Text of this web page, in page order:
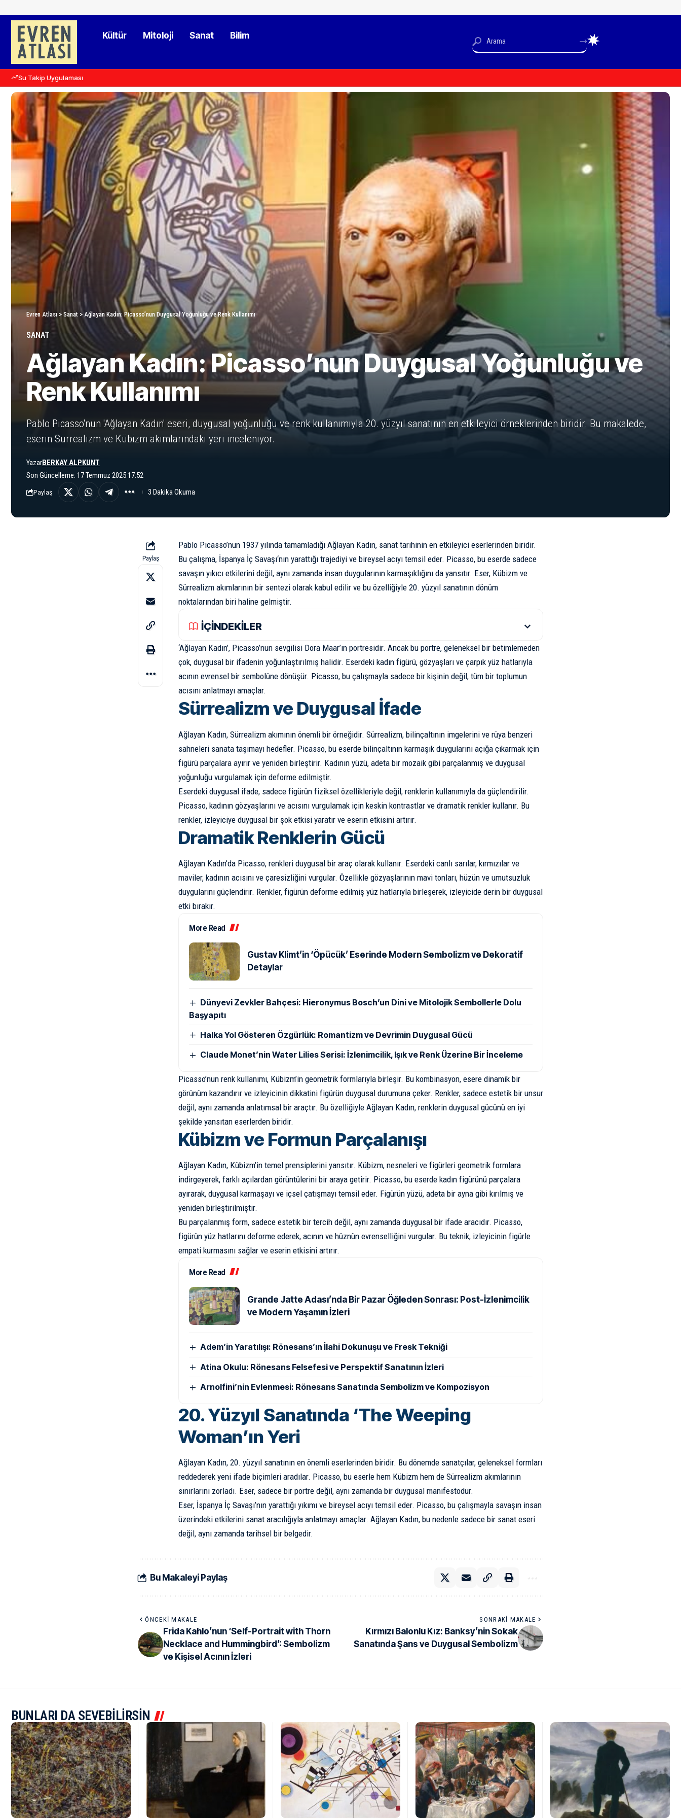
Kültür Mitoloji Sanat Bilim
Su Takip Uygulaması
Evren Atlası > Sanat > Ağlayan Kadın: Picasso’nun Duygusal Yoğunluğu ve Renk Kullanımı
SANAT
Ağlayan Kadın: Picasso’nun Duygusal Yoğunluğu ve
Renk Kullanımı
Pablo Picasso'nun 'Ağlayan Kadın' eseri, duygusal yoğunluğu ve renk kullanımıyla 20. yüzyıl sanatının en etkileyici örneklerinden biridir. Bu makalede,
eserin Sürrealizm ve Kübizm akımlarındaki yeri inceleniyor.
Son Güncelleme: 17 Temmuz 2025 17:52
YazarBERKAY ALPKUNT
Paylaş 3 Dakika Okuma
Paylaş
Pablo Picasso’nun 1937 yılında tamamladığı Ağlayan Kadın, sanat tarihinin en etkileyici eserlerinden biridir.
Bu çalışma, İspanya İç Savaşı‘nın yarattığı trajediyi ve bireysel acıyı temsil eder. Picasso, bu eserde sadece
savaşın yıkıcı etkilerini değil, aynı zamanda insan duygularının karmaşıklığını da yansıtır. Eser, Kübizm ve
Sürrealizm akımlarının bir sentezi olarak kabul edilir ve bu özelliğiyle 20. yüzyıl sanatının dönüm
noktalarından biri haline gelmiştir.
İÇİNDEKİLER
‘Ağlayan Kadın’, Picasso’nun sevgilisi Dora Maar’ın portresidir. Ancak bu portre, geleneksel bir betimlemeden
çok, duygusal bir ifadenin yoğunlaştırılmış halidir. Eserdeki kadın figürü, gözyaşları ve çarpık yüz hatlarıyla
acının evrensel bir sembolüne dönüşür. Picasso, bu çalışmayla sadece bir kişinin değil, tüm bir toplumun
acısını anlatmayı amaçlar.
Sürrealizm ve Duygusal İfade
Ağlayan Kadın, Sürrealizm akımının önemli bir örneğidir. Sürrealizm, bilinçaltının imgelerini ve rüya benzeri
sahneleri sanata taşımayı hedefler. Picasso, bu eserde bilinçaltının karmaşık duygularını açığa çıkarmak için
figürü parçalara ayırır ve yeniden birleştirir. Kadının yüzü, adeta bir mozaik gibi parçalanmış ve duygusal
yoğunluğu vurgulamak için deforme edilmiştir.
Eserdeki duygusal ifade, sadece figürün fiziksel özellikleriyle değil, renklerin kullanımıyla da güçlendirilir.
Picasso, kadının gözyaşlarını ve acısını vurgulamak için keskin kontrastlar ve dramatik renkler kullanır. Bu
renkler, izleyiciye duygusal bir şok etkisi yaratır ve eserin etkisini artırır.
Dramatik Renklerin Gücü
Ağlayan Kadın’da Picasso, renkleri duygusal bir araç olarak kullanır. Eserdeki canlı sarılar, kırmızılar ve
maviler, kadının acısını ve çaresizliğini vurgular. Özellikle gözyaşlarının mavi tonları, hüzün ve umutsuzluk
duygularını güçlendirir. Renkler, figürün deforme edilmiş yüz hatlarıyla birleşerek, izleyicide derin bir duygusal
etki bırakır.
More Read
Gustav Klimt’in ‘Öpücük’ Eserinde Modern Sembolizm ve Dekoratif
Detaylar
Dünyevi Zevkler Bahçesi: Hieronymus Bosch’un Dini ve Mitolojik Sembollerle Dolu
Başyapıtı
Halka Yol Gösteren Özgürlük: Romantizm ve Devrimin Duygusal Gücü
Claude Monet’nin Water Lilies Serisi: İzlenimcilik, Işık ve Renk Üzerine Bir İnceleme
Picasso’nun renk kullanımı, Kübizm’in geometrik formlarıyla birleşir. Bu kombinasyon, esere dinamik bir
görünüm kazandırır ve izleyicinin dikkatini figürün duygusal durumuna çeker. Renkler, sadece estetik bir unsur
değil, aynı zamanda anlatımsal bir araçtır. Bu özelliğiyle Ağlayan Kadın, renklerin duygusal gücünü en iyi
şekilde yansıtan eserlerden biridir.
Kübizm ve Formun Parçalanışı
Ağlayan Kadın, Kübizm’in temel prensiplerini yansıtır. Kübizm, nesneleri ve figürleri geometrik formlara
indirgeyerek, farklı açılardan görüntülerini bir araya getirir. Picasso, bu eserde kadın figürünü parçalara
ayırarak, duygusal karmaşayı ve içsel çatışmayı temsil eder. Figürün yüzü, adeta bir ayna gibi kırılmış ve
yeniden birleştirilmiştir.
Bu parçalanmış form, sadece estetik bir tercih değil, aynı zamanda duygusal bir ifade aracıdır. Picasso,
figürün yüz hatlarını deforme ederek, acının ve hüznün evrenselliğini vurgular. Bu teknik, izleyicinin figürle
empati kurmasını sağlar ve eserin etkisini artırır.
More Read
Grande Jatte Adası’nda Bir Pazar Öğleden Sonrası: Post-İzlenimcilik
ve Modern Yaşamın İzleri
Adem’in Yaratılışı: Rönesans’ın İlahi Dokunuşu ve Fresk Tekniği
Atina Okulu: Rönesans Felsefesi ve Perspektif Sanatının İzleri
Arnolfini’nin Evlenmesi: Rönesans Sanatında Sembolizm ve Kompozisyon
20. Yüzyıl Sanatında ‘The Weeping
Woman’ın Yeri
Ağlayan Kadın, 20. yüzyıl sanatının en önemli eserlerinden biridir. Bu dönemde sanatçılar, geleneksel formları
reddederek yeni ifade biçimleri aradılar. Picasso, bu eserle hem Kübizm hem de Sürrealizm akımlarının
sınırlarını zorladı. Eser, sadece bir portre değil, aynı zamanda bir duygusal manifestodur.
Eser, İspanya İç Savaşı’nın yarattığı yıkımı ve bireysel acıyı temsil eder. Picasso, bu çalışmayla savaşın insan
üzerindeki etkilerini sanat aracılığıyla anlatmayı amaçlar. Ağlayan Kadın, bu nedenle sadece bir sanat eseri
değil, aynı zamanda tarihsel bir belgedir.
Bu Makaleyi Paylaş
ÖNCEKI MAKALE
Frida Kahlo’nun ‘Self-Portrait with Thorn
Necklace and Hummingbird’: Sembolizm
ve Kişisel Acının İzleri
SONRAKI MAKALE
Kırmızı Balonlu Kız: Banksy’nin Sokak
Sanatında Şans ve Duygusal Sembolizm
BUNLARI DA SEVEBİLİRSİN